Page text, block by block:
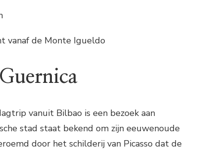
vanaf de Monte Igueldo
vanuit Bilbao is een bezoek aan
stad staat bekend om zijn eeuwenoude
door het schilderij van Picasso dat de